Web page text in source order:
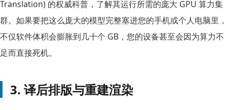
Translation) 的权威科普，了解其运行所需的庞大 GPU 算力集
群。如果要把这么庞大的模型完整塞进您的手机或个人电脑里，
不仅软件体积会膨胀到几十个 GB，您的设备甚至会因为算力不
足而直接死机。
3. 译后排版与重建渲染